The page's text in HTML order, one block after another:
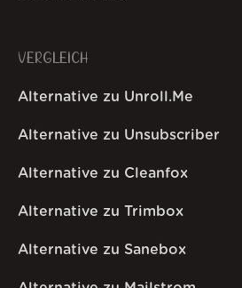
VERGLEICH
Alternative zu Unroll.Me
Alternative zu Unsubscriber
Alternative zu Cleanfox
Alternative zu Trimbox
Alternative zu Sanebox